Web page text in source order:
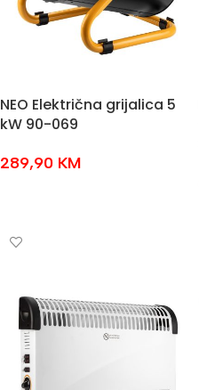
NEO Električna grijalica 5
kW 90-069
289,90 KM